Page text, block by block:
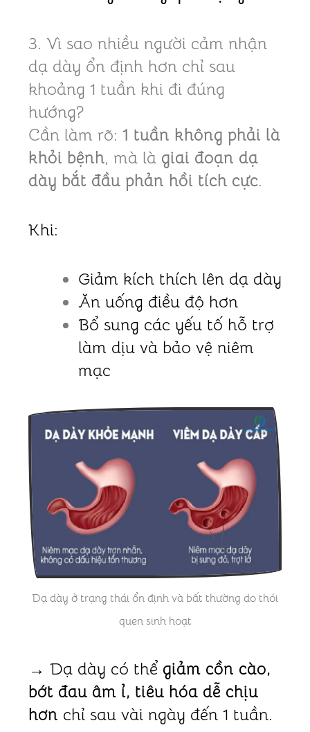
3. Vì sao nhiều người cảm nhận
dạ dày ổn định hơn chỉ sau
khoảng 1 tuần khi đi đúng
hướng?
Cần làm rõ: 1 tuần không phải là
khỏi bệnh, mà là giai đoạn dạ
dày bắt đầu phản hồi tích cực.
Khi:
Giảm kích thích lên dạ dày
Ăn uống điều độ hơn
Bổ sung các yếu tố hỗ trợ
làm dịu và bảo vệ niêm
mạc
Dạ dày ở trạng thái ổn định và bất thường do thói
quen sinh hoạt
→ Dạ dày có thể giảm cồn cào,
bớt đau âm ỉ, tiêu hóa dễ chịu
hơn chỉ sau vài ngày đến 1 tuần.